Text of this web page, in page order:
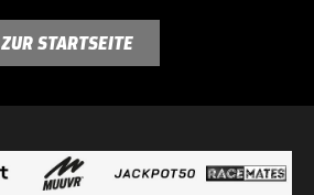
ZUR STARTSEITE